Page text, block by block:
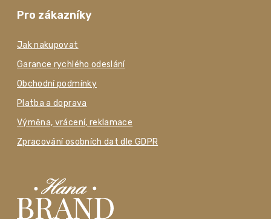
Pro zákazníky
Jak nakupovat
Garance rychlého odeslání
Obchodní podmínky
Platba a doprava
Výměna, vrácení, reklamace
Zpracování osobních dat dle GDPR